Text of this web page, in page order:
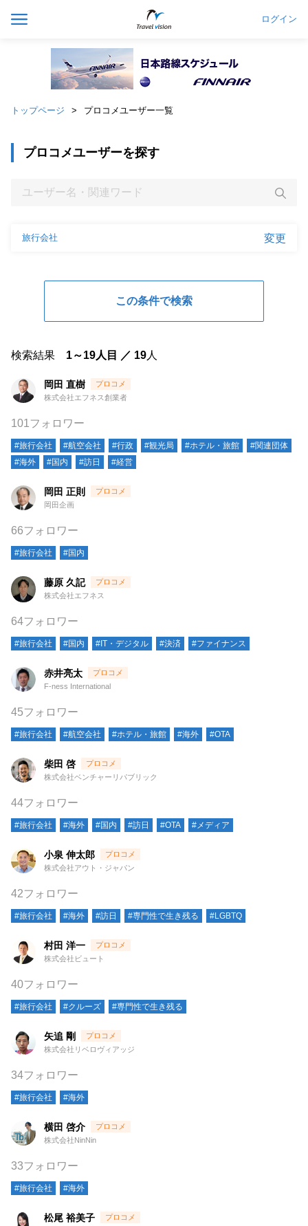
ログイン
トップページ プロコメユーザー一覧
プロコメユーザーを探す
検索結果 1～19人目 ／ 19人
岡田 直樹
株式会社エフネス創業者
101フォロワー
#旅行会社 #航空会社 #行政 #観光局 #ホテル・旅館
#関連団体
#海外
#国内 #訪日 #経営
岡田 正則
岡田企画
66フォロワー
#旅行会社 #国内
藤原 久記
株式会社エフネス
64フォロワー
#旅行会社 #国内 #IT・デジタル #決済 #ファイナンス
赤井亮太
F-ness International
45フォロワー
#旅行会社 #航空会社 #ホテル・旅館 #海外 #OTA
柴田 啓
株式会社ベンチャーリパブリック
44フォロワー
#旅行会社 #海外 #国内 #訪日 #OTA #メディア
小泉 伸太郎
株式会社アウト・ジャパン
42フォロワー
#旅行会社 #海外 #訪日 #専門性で生き残る #LGBTQ
村田 洋一
株式会社ビュート
40フォロワー
#旅行会社 #クルーズ #専門性で生き残る
矢追 剛
株式会社リベロヴィアッジ
34フォロワー
#旅行会社 #海外
横田 啓介
株式会社NinNin
33フォロワー
#旅行会社 #海外
松尾 裕美子